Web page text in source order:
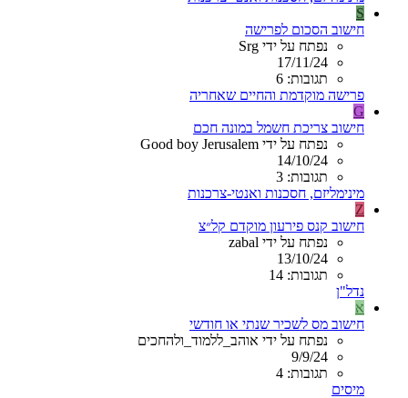
S
חישוב הסכום לפרישה
נפתח על ידי Srg
17/11/24
תגובות: 6
פרישה מוקדמת והחיים שאחריה
G
חישוב צריכת חשמל במונה חכם
נפתח על ידי Good boy Jerusalem
14/10/24
תגובות: 3
מינימליזם, חסכנות ואנטי-צרכנות
Z
חישוב קנס פירעון מוקדם קל״צ
נפתח על ידי zabal
13/10/24
תגובות: 14
נדל"ן
א
חישוב מס לשכיר שנתי או חודשי
נפתח על ידי אוהב_ללמוד_ולהחכים
9/9/24
תגובות: 4
מיסים